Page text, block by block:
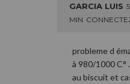
GARCIA LUIS
MIN
probleme d
à 980/1000 C°
au biscuit et